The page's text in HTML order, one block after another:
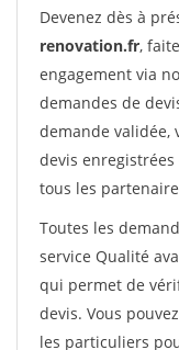
Devenez dès à
renovation.fr,
engagement via
demandes de
demande validée,
devis
tous les
Toutes les
service Qualité
qui permet de
devis. Vous
les particuliers